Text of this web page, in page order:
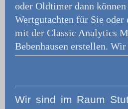
oder Oldtimer dann
Wertgutachten für Sie oder
mit der Classic Analytics
Bebenhausen erstellen.
Wir sind im Raum